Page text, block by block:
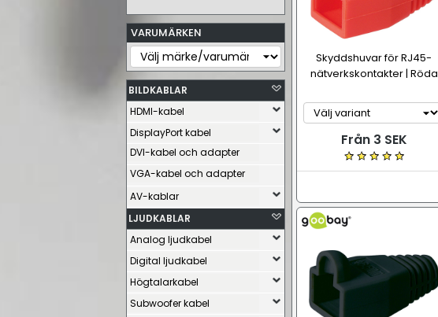
VARUMÄRKEN
BILDKABLAR
HDMI-kabel
DisplayPort kabel
DVI-kabel och adapter
VGA-kabel och adapter
AV-kablar
LJUDKABLAR
Analog ljudkabel
Digital ljudkabel
Högtalarkabel
Subwoofer kabel
Skyddshuvar för RJ45-
nätverkskontakter | Röda
Från 3 SEK